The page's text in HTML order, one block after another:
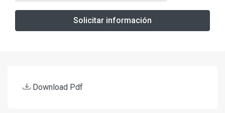
Solicitar información
Download Pdf